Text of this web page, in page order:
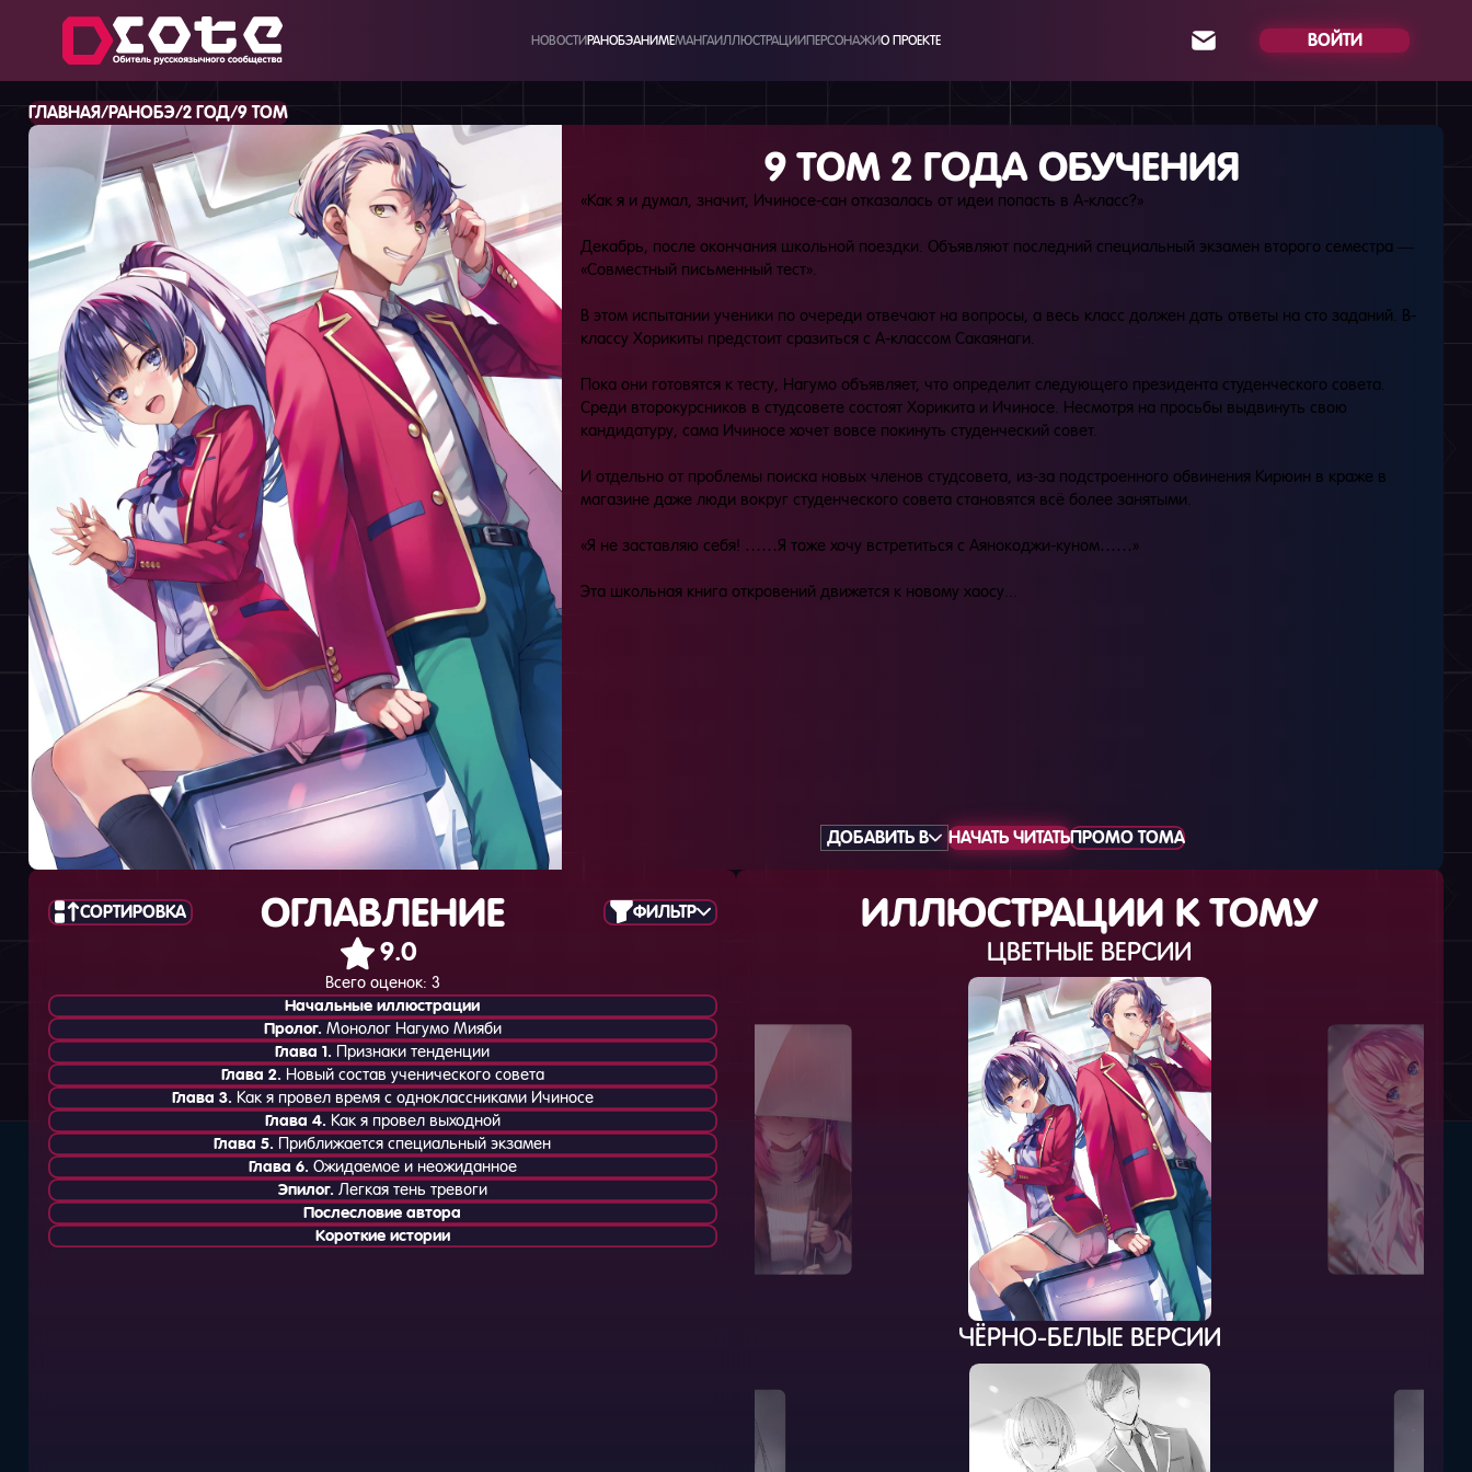
НОВОСТИРАНОБЭАНИМЕМАНГАИЛЛЮСТРАЦИИПЕРСОНАЖИО ПРОЕКТЕ ВОЙТИ
ГЛАВНАЯ/РАНОБЭ/2 ГОД/9 ТОМ
9 ТОМ 2 ГОДА ОБУЧЕНИЯ
«Как я и думал, значит, Ичиносе-сан отказалась от идеи попасть в A-класс?»
Декабрь, после окончания школьной поездки. Объявляют последний специальный экзамен второго семестра —
«Совместный письменный тест».
В этом испытании ученики по очереди отвечают на вопросы, а весь класс должен дать ответы на сто заданий. B-
классу Хорикиты предстоит сразиться с A-классом Сакаянаги.
Пока они готовятся к тесту, Нагумо объявляет, что определит следующего президента студенческого совета.
Среди второкурсников в студсовете состоят Хорикита и Ичиносе. Несмотря на просьбы выдвинуть свою
кандидатуру, сама Ичиносе хочет вовсе покинуть студенческий совет.
И отдельно от проблемы поиска новых членов студсовета, из-за подстроенного обвинения Кирюин в краже в
магазине даже люди вокруг студенческого совета становятся всё более занятыми.
«Я не заставляю себя! ……Я тоже хочу встретиться с Аянокоджи-куном……»
Эта школьная книга откровений движется к новому хаосу...
ДОБАВИТЬ В НАЧАТЬ ЧИТАТЬПРОМО ТОМА
СОРТИРОВКА ОГЛАВЛЕНИЕ ФИЛЬТР
9.0
Всего оценок: 3
Начальные иллюстрации
Пролог. Монолог Нагумо Мияби
Глава 1. Признаки тенденции
Глава 2. Новый состав ученического совета
Глава 3. Как я провел время с одноклассниками Ичиносе
Глава 4. Как я провел выходной
Глава 5. Приближается специальный экзамен
Глава 6. Ожидаемое и неожиданное
Эпилог. Легкая тень тревоги
Послесловие автора
Короткие истории
ИЛЛЮСТРАЦИИ К ТОМУ
ЦВЕТНЫЕ ВЕРСИИ
ЧЁРНО-БЕЛЫЕ ВЕРСИИ